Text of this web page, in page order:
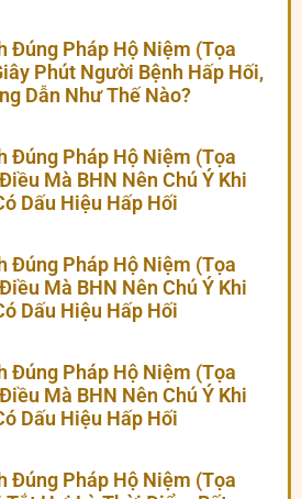
Đúng Pháp Hộ Niệm (Tọa
Phút Người Bệnh Hấp Hối,
Dẫn Như Thế Nào?
Đúng Pháp Hộ Niệm (Tọa
Mà BHN Nên Chú Ý Khi
Dấu Hiệu Hấp Hối
Đúng Pháp Hộ Niệm (Tọa
Mà BHN Nên Chú Ý Khi
Dấu Hiệu Hấp Hối
Đúng Pháp Hộ Niệm (Tọa
Mà BHN Nên Chú Ý Khi
Dấu Hiệu Hấp Hối
Đúng Pháp Hộ Niệm (Tọa